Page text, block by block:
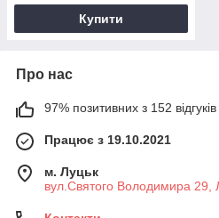
Купити
Про нас
97% позитивних з 152 відгуків
Працює з 19.10.2021
м. Луцьк
вул.Святого Володимира 29,